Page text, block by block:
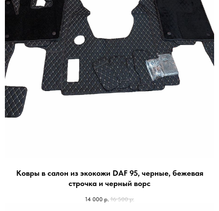
Ковры в салон из экокожи DAF 95, черные, бежевая
строчка и черный ворс
14 000 р. 16 500 р.